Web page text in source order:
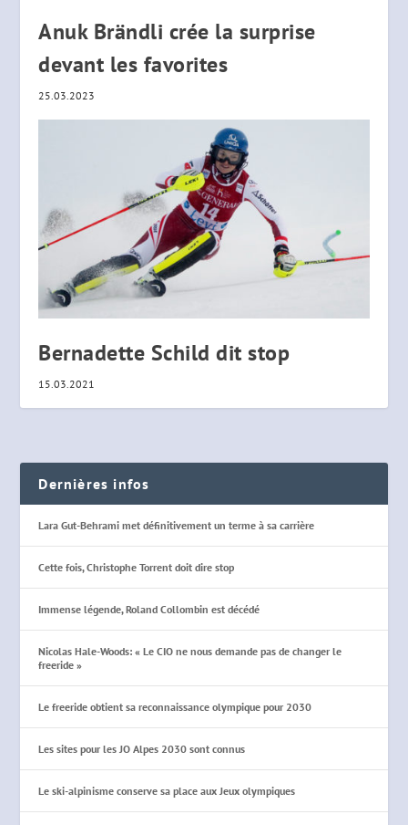
Anuk Brändli crée la surprise
devant les favorites
25.03.2023
Bernadette Schild dit stop
15.03.2021
Dernières infos
Lara Gut-Behrami met définitivement un terme à sa carrière
Cette fois, Christophe Torrent doit dire stop
Immense légende, Roland Collombin est décédé
Nicolas Hale-Woods: « Le CIO ne nous demande pas de changer le
freeride »
Le freeride obtient sa reconnaissance olympique pour 2030
Les sites pour les JO Alpes 2030 sont connus
Le ski-alpinisme conserve sa place aux Jeux olympiques